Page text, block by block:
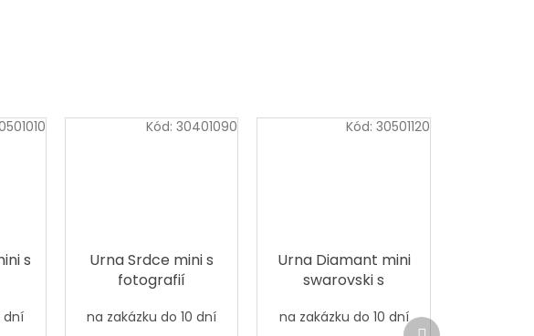
s
dní
Urna Srdce mini s
fotografií
na zakázku do 10 dní
Kód:30401090
Urna Diamant mini
swarovski s
na zakázku do 10 dní
Kód: 30501120
Ďalší